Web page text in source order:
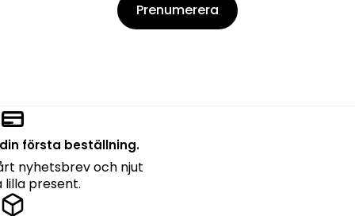
Prenumerera
första beställning.
nyhetsbrev och njut
lilla present.